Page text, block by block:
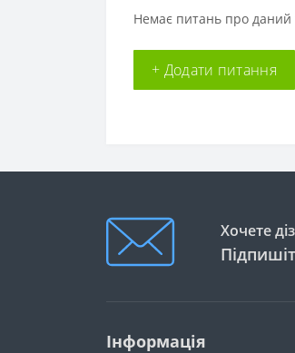
Немає питань про даний
+ Додати питання
Хочете
Інформація